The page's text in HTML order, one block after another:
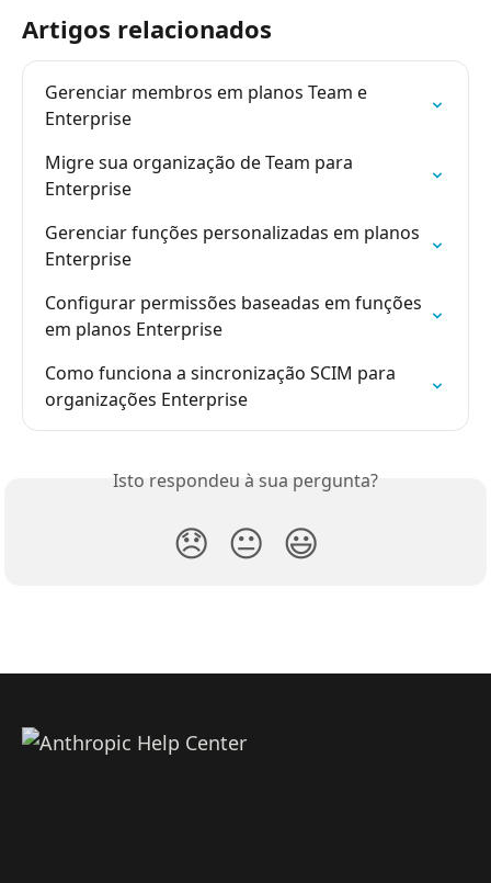
Artigos relacionados
Gerenciar membros em planos Team e
Enterprise
Migre sua organização de Team para
Enterprise
Gerenciar funções personalizadas em planos
Enterprise
Configurar permissões baseadas em funções
em planos Enterprise
Como funciona a sincronização SCIM para
organizações Enterprise
Isto respondeu à sua pergunta?
😞 😐 😃